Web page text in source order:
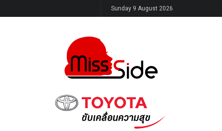
Sunday 9 August 2026